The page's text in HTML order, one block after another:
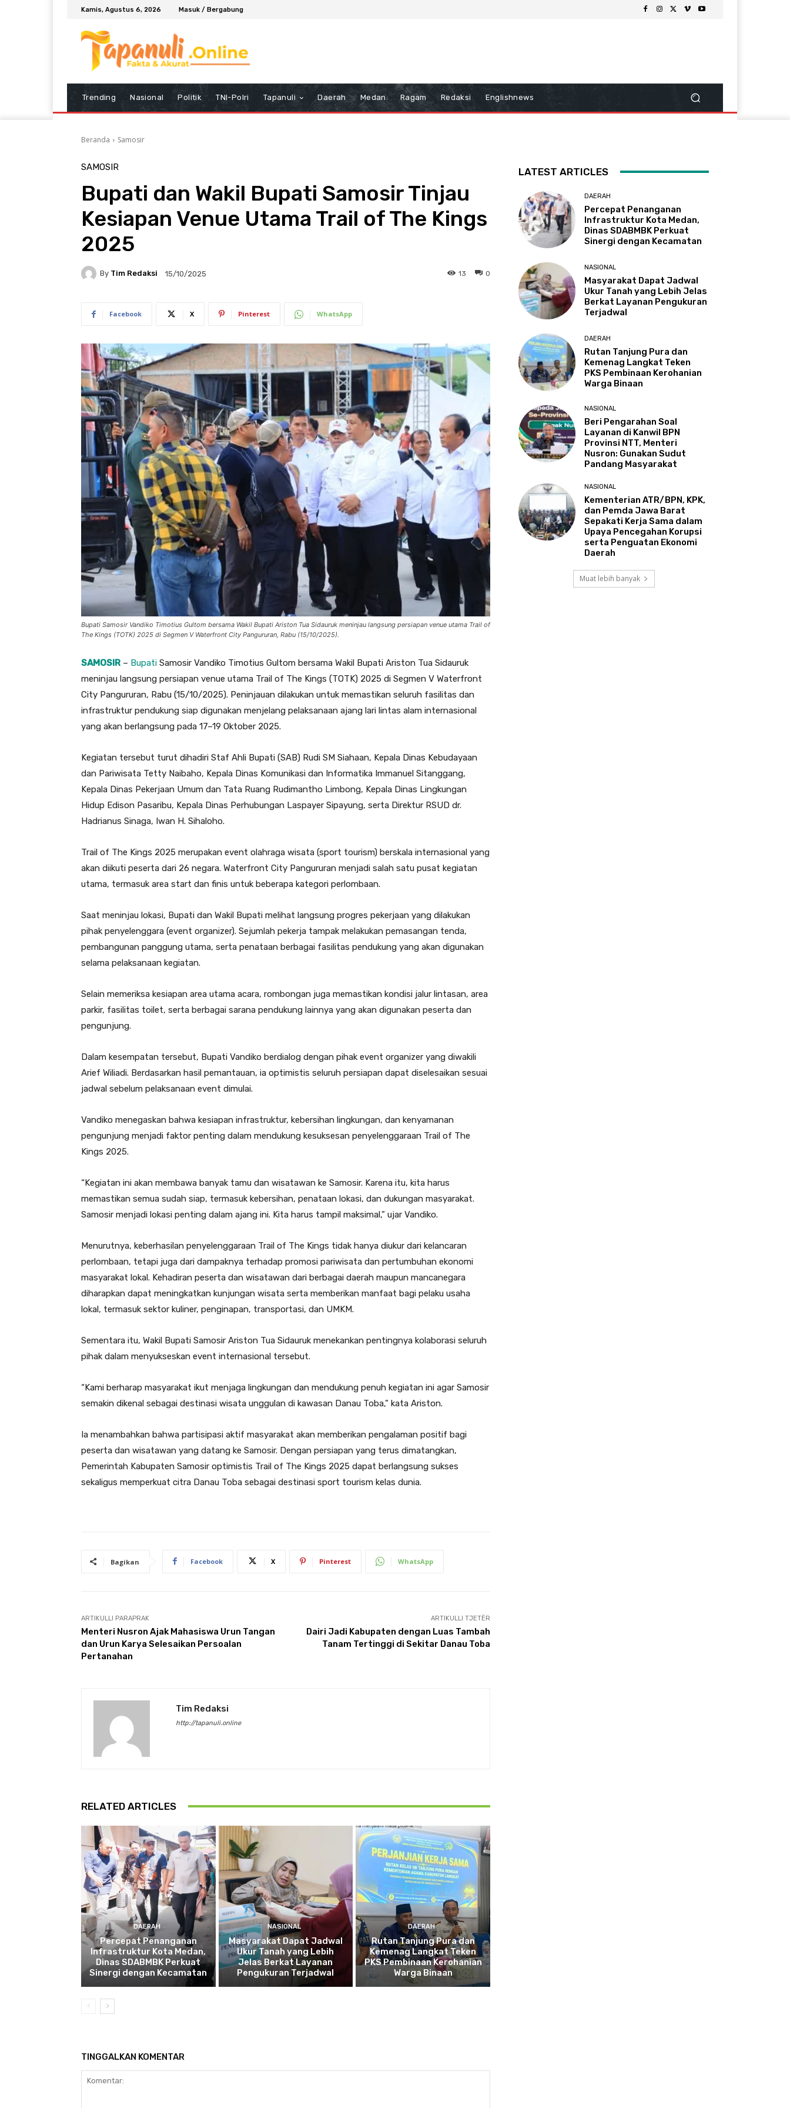
Kamis, Agustus 6, 2026 Masuk / Bergabung
Trending Nasional Politik TNI-Polri Tapanuli Daerah Medan Ragam Redaksi Englishnews
Beranda Samosir
SAMOSIR
Bupati dan Wakil Bupati Samosir Tinjau
Kesiapan Venue Utama Trail of The Kings
2025
By Tim Redaksi 15/10/2025 0
13
Facebook X Pinterest WhatsApp
Bupati Samosir Vandiko Timotius Gultom bersama Wakil Bupati Ariston Tua Sidauruk meninjau langsung persiapan venue utama Trail of
The Kings (TOTK) 2025 di Segmen V Waterfront City Pangururan, Rabu (15/10/2025).
SAMOSIR – Bupati Samosir Vandiko Timotius Gultom bersama Wakil Bupati Ariston Tua Sidauruk
meninjau langsung persiapan venue utama Trail of The Kings (TOTK) 2025 di Segmen V Waterfront
City Pangururan, Rabu (15/10/2025). Peninjauan dilakukan untuk memastikan seluruh fasilitas dan
infrastruktur pendukung siap digunakan menjelang pelaksanaan ajang lari lintas alam internasional
yang akan berlangsung pada 17–19 Oktober 2025.
Kegiatan tersebut turut dihadiri Staf Ahli Bupati (SAB) Rudi SM Siahaan, Kepala Dinas Kebudayaan
dan Pariwisata Tetty Naibaho, Kepala Dinas Komunikasi dan Informatika Immanuel Sitanggang,
Kepala Dinas Pekerjaan Umum dan Tata Ruang Rudimantho Limbong, Kepala Dinas Lingkungan
Hidup Edison Pasaribu, Kepala Dinas Perhubungan Laspayer Sipayung, serta Direktur RSUD dr.
Hadrianus Sinaga, Iwan H. Sihaloho.
Trail of The Kings 2025 merupakan event olahraga wisata (sport tourism) berskala internasional yang
akan diikuti peserta dari 26 negara. Waterfront City Pangururan menjadi salah satu pusat kegiatan
utama, termasuk area start dan finis untuk beberapa kategori perlombaan.
Saat meninjau lokasi, Bupati dan Wakil Bupati melihat langsung progres pekerjaan yang dilakukan
pihak penyelenggara (event organizer). Sejumlah pekerja tampak melakukan pemasangan tenda,
pembangunan panggung utama, serta penataan berbagai fasilitas pendukung yang akan digunakan
selama pelaksanaan kegiatan.
Selain memeriksa kesiapan area utama acara, rombongan juga memastikan kondisi jalur lintasan, area
parkir, fasilitas toilet, serta berbagai sarana pendukung lainnya yang akan digunakan peserta dan
pengunjung.
Dalam kesempatan tersebut, Bupati Vandiko berdialog dengan pihak event organizer yang diwakili
Arief Wiliadi. Berdasarkan hasil pemantauan, ia optimistis seluruh persiapan dapat diselesaikan sesuai
jadwal sebelum pelaksanaan event dimulai.
Vandiko menegaskan bahwa kesiapan infrastruktur, kebersihan lingkungan, dan kenyamanan
pengunjung menjadi faktor penting dalam mendukung kesuksesan penyelenggaraan Trail of The
Kings 2025.
“Kegiatan ini akan membawa banyak tamu dan wisatawan ke Samosir. Karena itu, kita harus
memastikan semua sudah siap, termasuk kebersihan, penataan lokasi, dan dukungan masyarakat.
Samosir menjadi lokasi penting dalam ajang ini. Kita harus tampil maksimal,” ujar Vandiko.
Menurutnya, keberhasilan penyelenggaraan Trail of The Kings tidak hanya diukur dari kelancaran
perlombaan, tetapi juga dari dampaknya terhadap promosi pariwisata dan pertumbuhan ekonomi
masyarakat lokal. Kehadiran peserta dan wisatawan dari berbagai daerah maupun mancanegara
diharapkan dapat meningkatkan kunjungan wisata serta memberikan manfaat bagi pelaku usaha
lokal, termasuk sektor kuliner, penginapan, transportasi, dan UMKM.
Sementara itu, Wakil Bupati Samosir Ariston Tua Sidauruk menekankan pentingnya kolaborasi seluruh
pihak dalam menyukseskan event internasional tersebut.
“Kami berharap masyarakat ikut menjaga lingkungan dan mendukung penuh kegiatan ini agar Samosir
semakin dikenal sebagai destinasi wisata unggulan di kawasan Danau Toba,” kata Ariston.
Ia menambahkan bahwa partisipasi aktif masyarakat akan memberikan pengalaman positif bagi
peserta dan wisatawan yang datang ke Samosir. Dengan persiapan yang terus dimatangkan,
Pemerintah Kabupaten Samosir optimistis Trail of The Kings 2025 dapat berlangsung sukses
sekaligus memperkuat citra Danau Toba sebagai destinasi sport tourism kelas dunia.
Bagikan Facebook X Pinterest WhatsApp
ARTIKULLI PARAPRAK
‎Menteri Nusron Ajak Mahasiswa Urun Tangan
dan Urun Karya Selesaikan Persoalan
Pertanahan
ARTIKULLI TJETËR
Dairi Jadi Kabupaten dengan Luas Tambah
Tanam Tertinggi di Sekitar Danau Toba
Tim Redaksi
http://tapanuli.online
RELATED ARTICLES
DAERAH
Percepat Penanganan
Infrastruktur Kota Medan,
Dinas SDABMBK Perkuat
Sinergi dengan Kecamatan
NASIONAL
Masyarakat Dapat Jadwal
Ukur Tanah yang Lebih
Jelas Berkat Layanan
Pengukuran Terjadwal
DAERAH
Rutan Tanjung Pura dan
Kemenag Langkat Teken
PKS Pembinaan Kerohanian
Warga Binaan
TINGGALKAN KOMENTAR
LATEST ARTICLES
DAERAH
Percepat Penanganan
Infrastruktur Kota Medan,
Dinas SDABMBK Perkuat
Sinergi dengan Kecamatan
NASIONAL
Masyarakat Dapat Jadwal
Ukur Tanah yang Lebih Jelas
Berkat Layanan Pengukuran
Terjadwal
DAERAH
Rutan Tanjung Pura dan
Kemenag Langkat Teken
PKS Pembinaan Kerohanian
Warga Binaan
NASIONAL
Beri Pengarahan Soal
Layanan di Kanwil BPN
Provinsi NTT, Menteri
Nusron: Gunakan Sudut
Pandang Masyarakat
NASIONAL
Kementerian ATR/BPN, KPK,
dan Pemda Jawa Barat
Sepakati Kerja Sama dalam
Upaya Pencegahan Korupsi
serta Penguatan Ekonomi
Daerah
Muat lebih banyak